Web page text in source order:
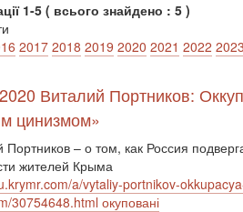
1-5 ( всього знайдено : 5 )
2017 2018 2019 2020 2021 2022
Виталий Портников:
цинизмом»
Портников – о том, как Россия
жителей Крыма
a/vytaliy-portnikov-
30754648.html окуповані